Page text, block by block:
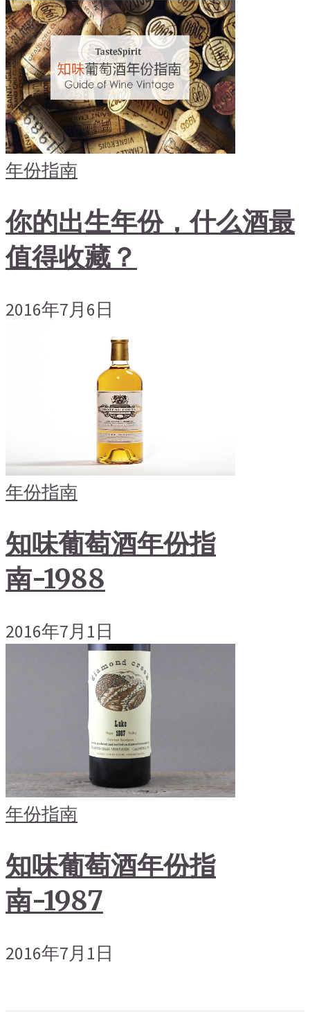
年份指南
你的出生年份，什么酒最
值得收藏？
2016年7月6日
年份指南
知味葡萄酒年份指
南-1988
2016年7月1日
年份指南
知味葡萄酒年份指
南-1987
2016年7月1日